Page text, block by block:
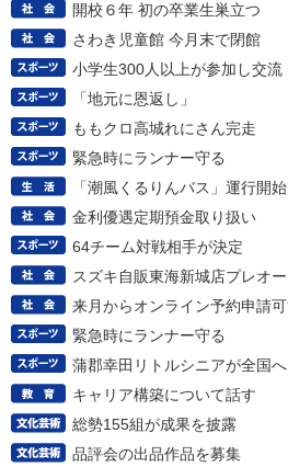
開校６年 初の卒業生巣立つ
さわき児童館 今月末で閉館
小学生300人以上が参加し交流
「地元に恩返し」
ももクロ高城れにさん完走
緊急時にランナー守る
「潮風くるりんバス」運行開始
金利優遇定期預金取り扱い
64チーム対戦相手が決定
スズキ自販東海新城店プレオ
来月からオンライン予約申請
緊急時にランナー守る
蒲郡幸田リトルシニアが全国へ
キャリア構築について話す
総勢155組が成果を披露
品評会の出品作品を募集